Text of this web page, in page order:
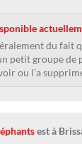
du fait
petit groupe de
ou l’a
est à